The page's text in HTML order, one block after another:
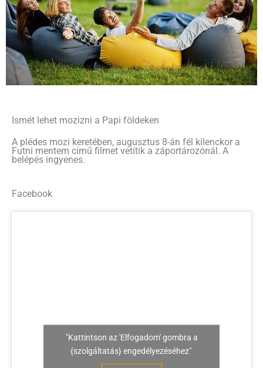
Ismét lehet mozizni a Papi földeken
A plédes mozi keretében, augusztus 8-án fél kilenckor a
Futni mentem című filmet vetítik a záportározónál. A
belépés ingyenes.
Facebook
"Kattintson az 'Elfogadom' gombra a
{szolgáltatás} engedélyezéséhez"